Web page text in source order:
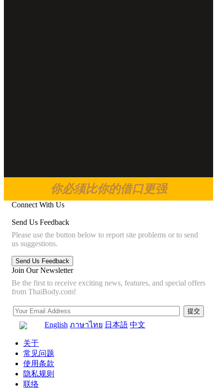
你必须比你的借口更强
Connect With Us
Send Us Feedback
Please use the button below to report site problems or to send
us suggestions.
Join Our Newsletter
Be the first to receive exciting news, features, and special offers
from ThaiBody.com!
English ภาษาไทย 日本語 中文
关于
常见问题
使用条款
隐私规则
联络